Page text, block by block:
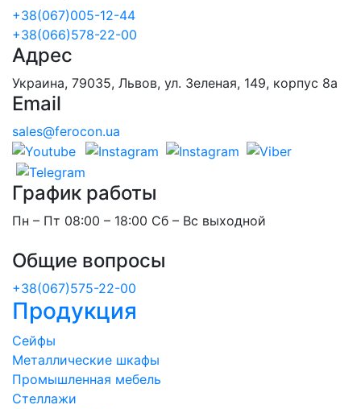
+38(067)005-12-44
+38(066)578-22-00
Адрес
Украина, 79035, Львов, ул. Зеленая, 149, корпус 8а
Email
sales@ferocon.ua
График работы
Пн – Пт 08:00 – 18:00 Сб – Вс выходной
Общие вопросы
+38(067)575-22-00
Продукция
Сейфы
Металлические шкафы
Промышленная мебель
Стеллажи